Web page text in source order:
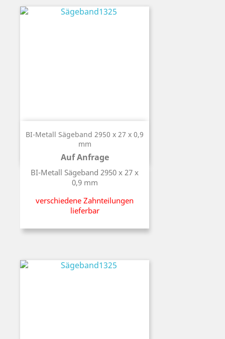
BI-Metall Sägeband 2950 x 27 x 0,9
mm
Auf Anfrage
Preis
BI-Metall Sägeband 2950 x 27 x
0,9 mm
verschiedene Zahnteilungen
lieferbar